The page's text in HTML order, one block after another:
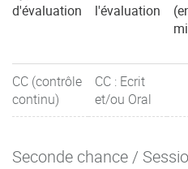
d'évaluation
l'évaluation
CC (contrôle
continu)
CC : Ecrit
et/ou Oral
Seconde chance /